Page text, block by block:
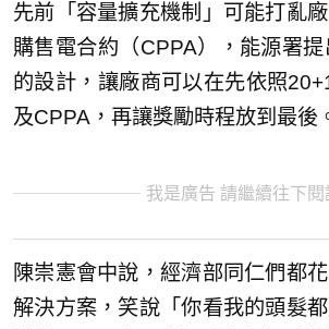
先前「容量擴充機制」可能打亂
購售電合約（CPPA），能源署提
的設計，讓廠商可以在先依照
及CPPA，再讓獎勵時程放到最後
我是廣告 請繼續往下閱
陳崇憲會中說，經濟部同仁們都
解決方案，笑說「你看我的頭髮